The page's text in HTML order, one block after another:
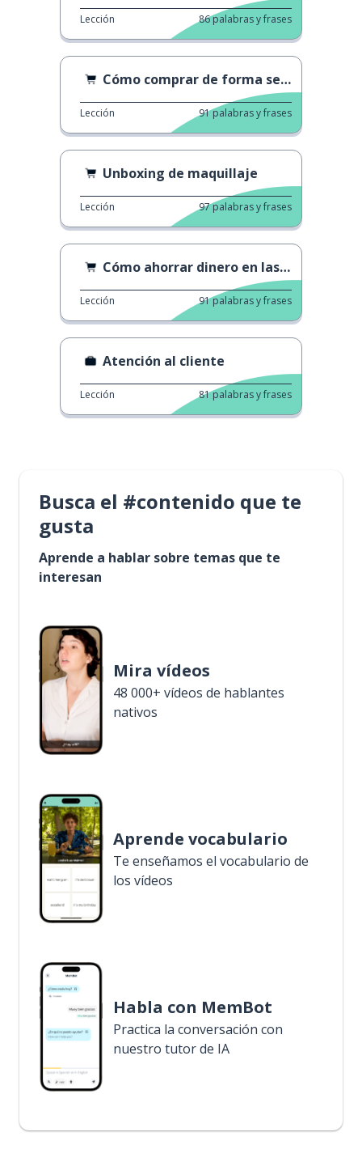
Lección 86palabras y frases
Cómo comprar de forma segura
Lección 91palabras y frases
Unboxing de maquillaje
Lección 97palabras y frases
Cómo ahorrar dinero en las compras
Lección 91palabras y frases
Atención al cliente
Lección 81palabras y frases
Busca el #contenido que te
gusta
Aprende a hablar sobre temas que te
interesan
Mira vídeos
48 000+ vídeos de hablantes
nativos
Aprende vocabulario
Te enseñamos el vocabulario de
los vídeos
Habla con MemBot
Practica la conversación con
nuestro tutor de IA